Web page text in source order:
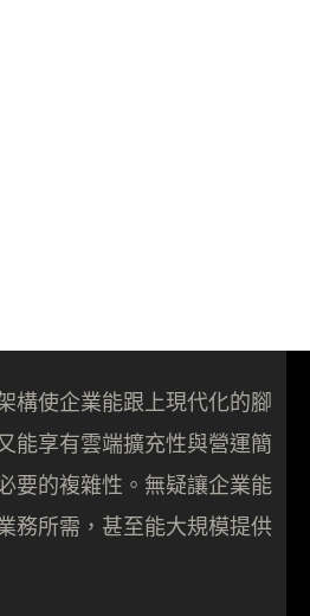
構使企業能跟上現代化的腳
能享有雲端擴充性與營運簡
要的複雜性。無疑讓企業能
務所需，甚至能大規模提供